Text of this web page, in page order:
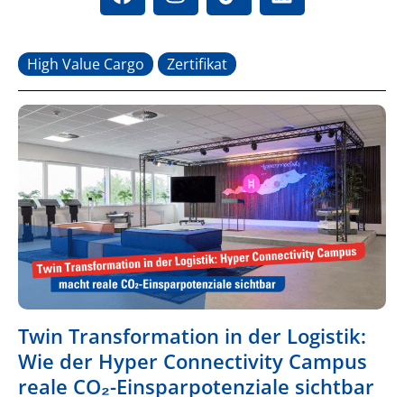
High Value Cargo Zertifikat
Twin Transformation in der Logistik:
Wie der Hyper Connectivity Campus
reale CO₂-Einsparpotenziale sichtbar